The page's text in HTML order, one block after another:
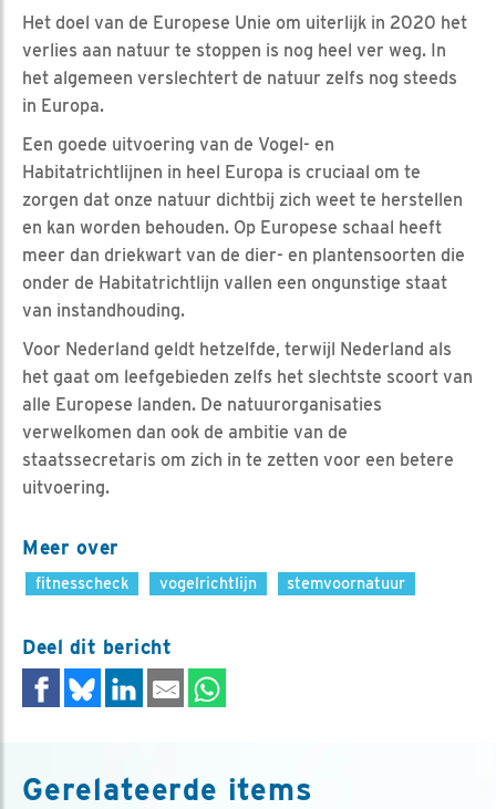
Het doel van de Europese Unie om uiterlijk in 2020 het
verlies aan natuur te stoppen is nog heel ver weg. In
het algemeen verslechtert de natuur zelfs nog steeds
in Europa.
Een goede uitvoering van de Vogel- en
Habitatrichtlijnen in heel Europa is cruciaal om te
zorgen dat onze natuur dichtbij zich weet te herstellen
en kan worden behouden. Op Europese schaal heeft
meer dan driekwart van de dier- en plantensoorten die
onder de Habitatrichtlijn vallen een ongunstige staat
van instandhouding.
Voor Nederland geldt hetzelfde, terwijl Nederland als
het gaat om leefgebieden zelfs het slechtste scoort van
alle Europese landen. De natuurorganisaties
verwelkomen dan ook de ambitie van de
staatssecretaris om zich in te zetten voor een betere
uitvoering.
Meer over
fitnesscheck vogelrichtlijn stemvoornatuur
Deel dit bericht
Gerelateerde items